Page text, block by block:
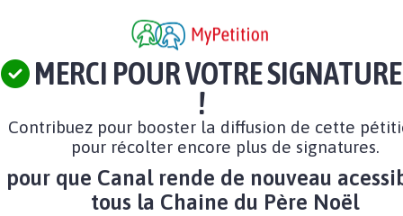
MERCI POUR VOTRE SIGNATURE
!
Contribuez pour booster la diffusion de cette
pour récolter encore plus de signatures.
pour que Canal rende de nouveau
tous la Chaine du Père Noël